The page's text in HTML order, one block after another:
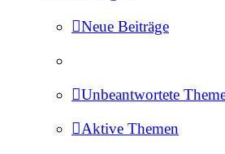
Neue Beiträge
Unbeantwortete
Aktive Themen